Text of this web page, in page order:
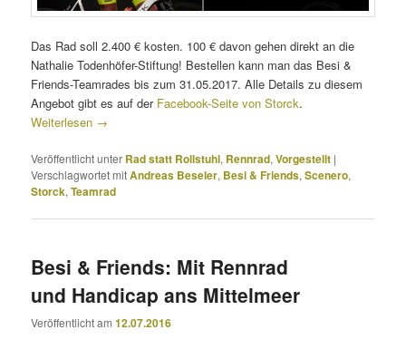
Das Rad soll 2.400 € kosten. 100 € davon gehen direkt an die
Nathalie Todenhöfer-Stiftung! Bestellen kann man das Besi &
Friends-Teamrades bis zum 31.05.2017. Alle Details zu diesem
Angebot gibt es auf der Facebook-Seite von Storck.
Weiterlesen →
Veröffentlicht unter Rad statt Rollstuhl, Rennrad,Vorgestellt |
Verschlagwortet mitAndreas Beseler, Besi & Friends,Scenero,
Storck,Teamrad
Besi & Friends: Mit Rennrad
und Handicap ans Mittelmeer
Veröffentlicht am12.07.2016